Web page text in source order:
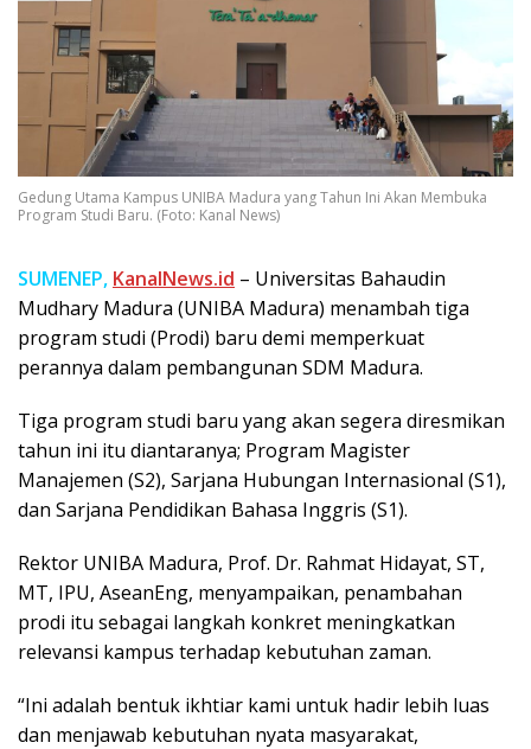
Gedung Utama Kampus UNIBA Madura yang Tahun Ini Akan Membuka
Program Studi Baru. (Foto: Kanal News)
SUMENEP, KanalNews.id – Universitas Bahaudin
Mudhary Madura (UNIBA Madura) menambah tiga
program studi (Prodi) baru demi memperkuat
perannya dalam pembangunan SDM Madura.
Tiga program studi baru yang akan segera diresmikan
tahun ini itu diantaranya; Program Magister
Manajemen (S2), Sarjana Hubungan Internasional (S1),
dan Sarjana Pendidikan Bahasa Inggris (S1).
Rektor UNIBA Madura, Prof. Dr. Rahmat Hidayat, ST,
MT, IPU, AseanEng, menyampaikan, penambahan
prodi itu sebagai langkah konkret meningkatkan
relevansi kampus terhadap kebutuhan zaman.
“Ini adalah bentuk ikhtiar kami untuk hadir lebih luas
dan menjawab kebutuhan nyata masyarakat,